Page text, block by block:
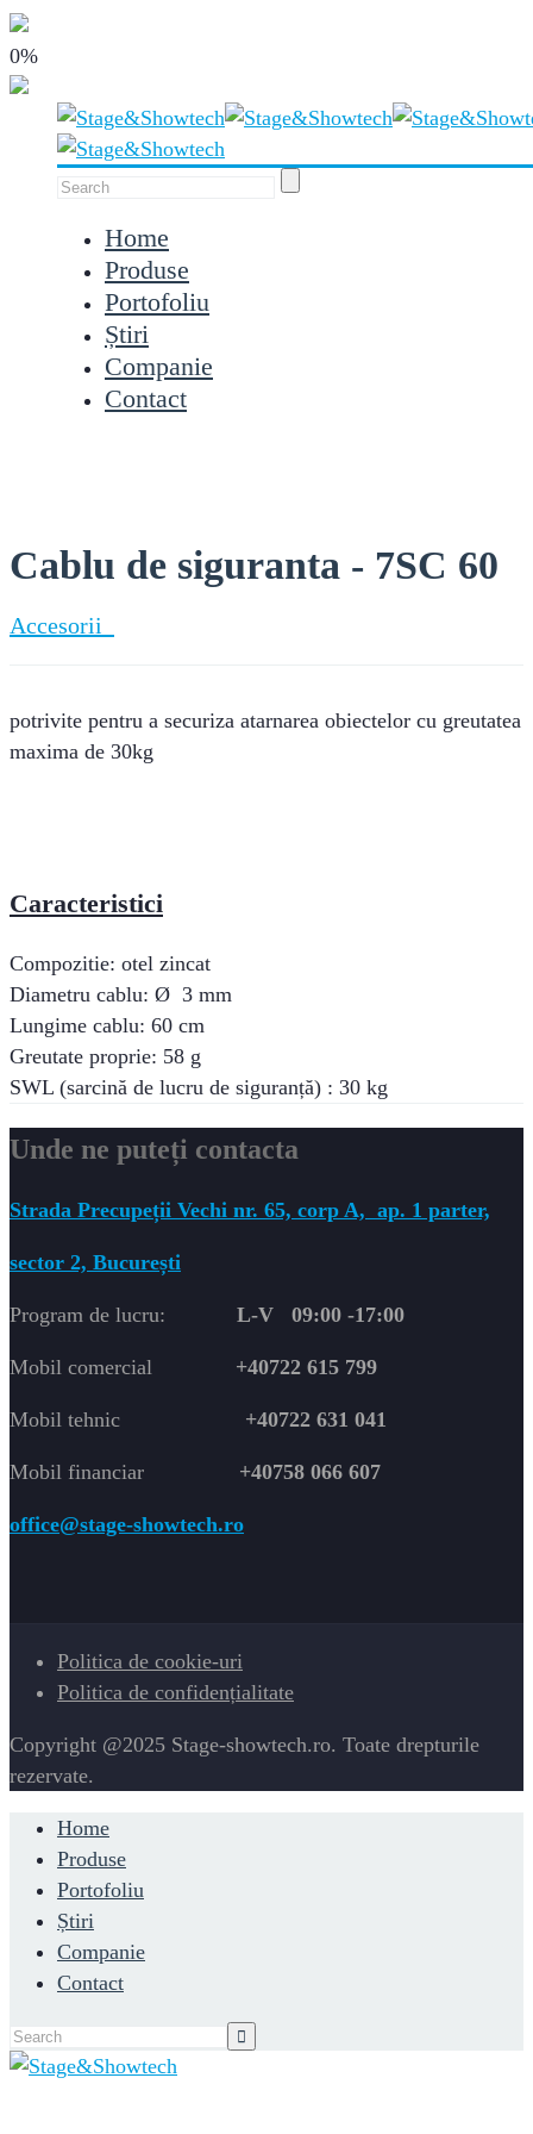
0%
Home
Produse
Portofoliu
Știri
Companie
Contact
Cablu de siguranta - 7SC 60
Accesorii
potrivite pentru a securiza atarnarea obiectelor cu greutatea
maxima de 30kg
Caracteristici
Compozitie: otel zincat
Diametru cablu: Ø 3 mm
Lungime cablu: 60 cm
Greutate proprie: 58 g
SWL (sarcină de lucru de siguranță) : 30 kg
Unde ne puteți contacta
Strada Precupeții Vechi nr. 65, corp A, ap. 1 parter,
sector 2, București
Program de lucru: L-V 09:00 -17:00
Mobil comercial +40722 615 799
Mobil tehnic +40722 631 041
Mobil financiar +40758 066 607
office@stage-showtech.ro
Politica de cookie-uri
Politica de confidențialitate
Copyright @2025 Stage-showtech.ro. Toate drepturile
rezervate.
Home
Produse
Portofoliu
Știri
Companie
Contact